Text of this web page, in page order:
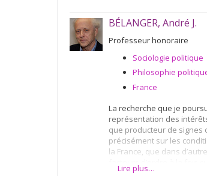
BÉLANGER, André J.
Professeur honoraire
Sociologie politique
Philosophie
France
La recherche que je
représentation des
que producteur de signes
précisément sur les
la France, que dans
trompeuses : l’influence
Lire plus…